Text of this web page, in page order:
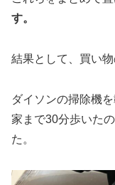
す。
結果として、買い
ダイソンの掃除機
家まで30分歩いた
た。